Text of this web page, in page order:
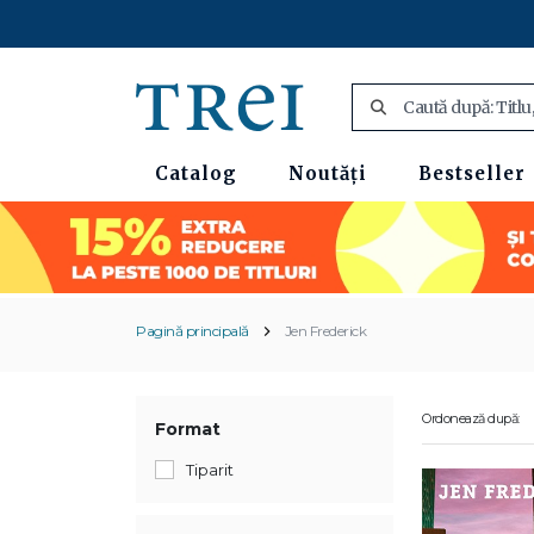
Catalog Noutăți Bestseller
Pagină principală Jen Frederick
Format
Tiparit
Ordonează după: